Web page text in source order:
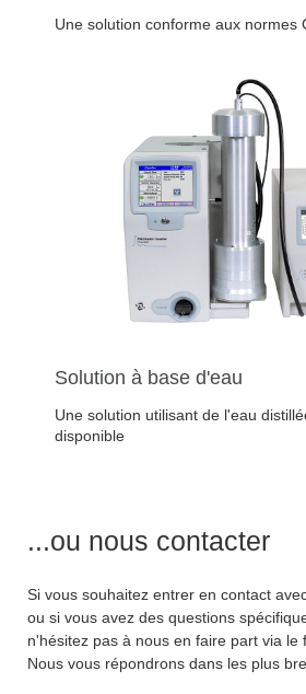
Une solution conforme aux normes
Solution à base d'eau
Une solution utilisant de l'eau
disponible
...ou nous contacter
Si vous souhaitez entrer en contact
ou si vous avez des questions
n'hésitez pas à nous en faire part via le
Nous vous répondrons dans les plus